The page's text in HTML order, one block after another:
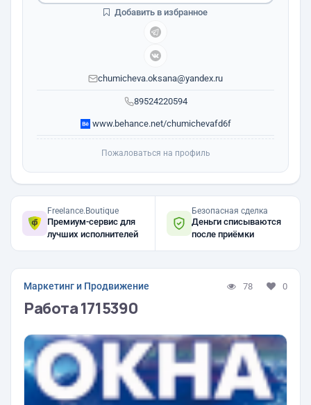
89524220594
chumicheva.oksana@yandex.ru
www.behance.net/chumichevafd6f
Добавить в избранное
Пожаловаться на профиль
Freelance.Boutique
Премиум-сервис для
лучших исполнителей
Безопасная сделка
Деньги списываются
после приёмки
Маркетинг и Продвижение 78 0
Работа 1715390